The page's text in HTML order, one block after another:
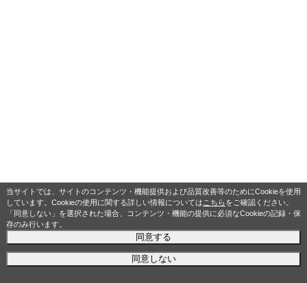
当サイトでは、サイトのコンテンツ・機能提供および品質改善等のためにCookieを使用
しています。Cookieの使用に関する詳しい情報については こちらをご確認ください。
「同意しない」を選択された場合、コンテンツ・機能の提供に必須なCookieの記録・保
存のみ行います。
同意する
同意しない